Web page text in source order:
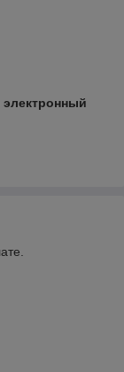
электронный